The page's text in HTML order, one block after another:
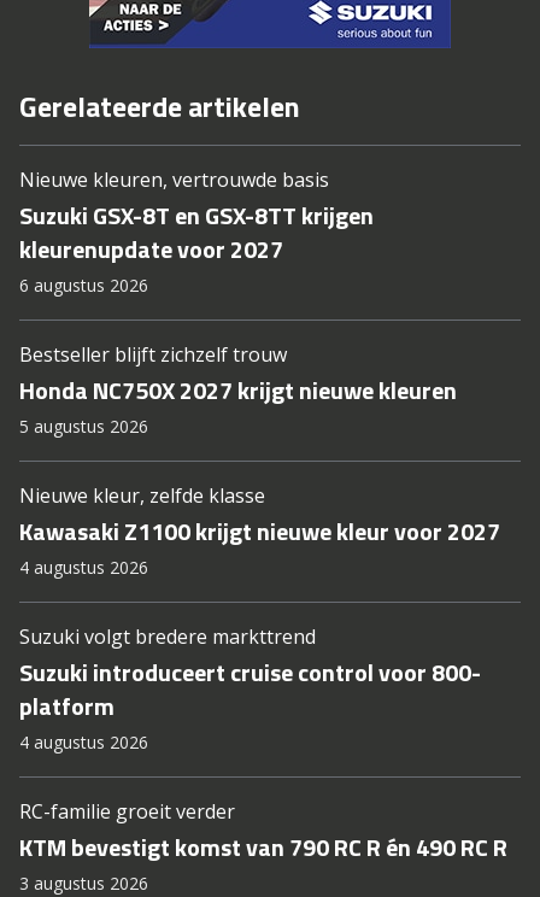
Gerelateerde artikelen
Nieuwe kleuren, vertrouwde basis
Suzuki GSX-8T en GSX-8TT krijgen
kleurenupdate voor 2027
6 augustus 2026
Bestseller blijft zichzelf trouw
Honda NC750X 2027 krijgt nieuwe kleuren
5 augustus 2026
Nieuwe kleur, zelfde klasse
Kawasaki Z1100 krijgt nieuwe kleur voor 2027
4 augustus 2026
Suzuki volgt bredere markttrend
Suzuki introduceert cruise control voor 800-
platform
4 augustus 2026
RC-familie groeit verder
KTM bevestigt komst van 790 RC R én 490 RC R
3 augustus 2026